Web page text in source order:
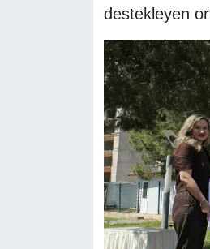
destekleyen